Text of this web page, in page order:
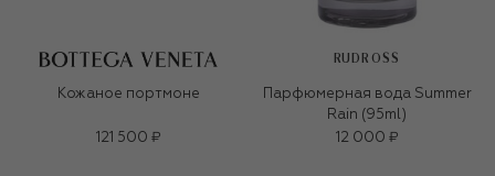
Кожаное портмоне
121 500 ₽
RUDROSS
Парфюмерная вода Summer
Rain (95ml)
12 000 ₽